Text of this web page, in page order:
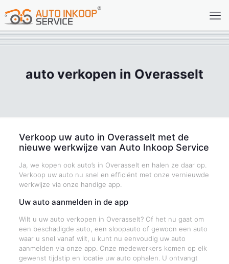
auto verkopen in Overasselt
Verkoop uw auto in Overasselt met de
nieuwe werkwijze van Auto Inkoop Service
Ja, we kopen ook auto’s in Overasselt en halen ze daar op.
Verkoop uw auto nu snel en efficiënt met onze vernieuwde
werkwijze via onze handige app.
Uw auto aanmelden in de app
Wilt u uw auto verkopen in Overasselt? Of het nu gaat om
een beschadigde auto, een sloopauto of gewoon een auto
waar u snel vanaf wilt, u kunt nu eenvoudig uw auto
aanmelden via onze app. Onze medewerkers komen op elk
gewenst tijdstip en locatie uw auto ophalen. U ontvangt